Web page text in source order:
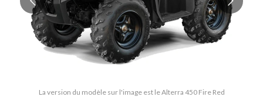
La version du modèle sur l'image est le Alterra 450 Fire Red